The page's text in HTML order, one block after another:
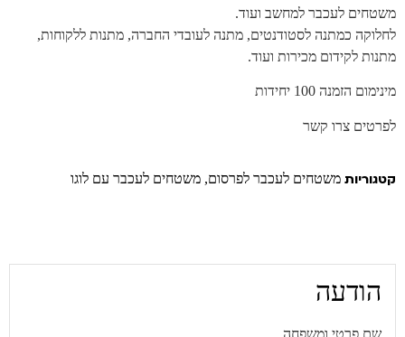
משטחים לעכבר למחשב ועוד.
לחלוקה כמתנה לסטודנטים, מתנה לעובדי החברה, מתנות ללקוחות,
מתנות לקידום מכירות ועוד.
מינימום הזמנה 100 יחידות
לפרטים צרו קשר
קטגוריות משטחים לעכבר לפרסום, משטחים לעכבר עם לוגו
הודעה
שם פרטי ומשפחה